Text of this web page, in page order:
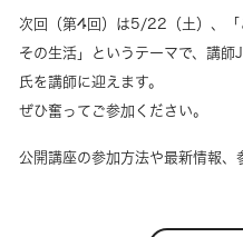
次回（第4回）は5/22（土）、「
その生活」というテーマで、講
氏を講師に迎えます。
ぜひ奮ってご参加ください。
公開講座の参加方法や最新情報、